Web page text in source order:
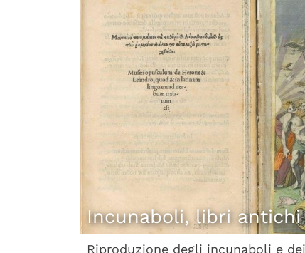
Incunaboli, libri
Riproduzione degli incunaboli e